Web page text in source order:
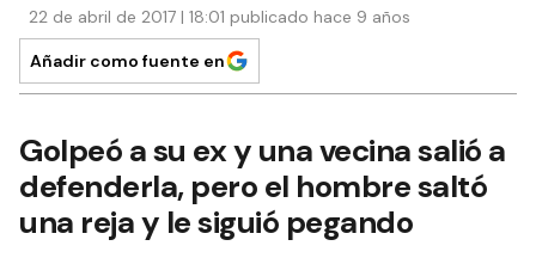
22 de abril de 2017 | 18:01 publicado hace 9 años
Añadir como fuente en
Golpeó a su ex y una vecina salió a
defenderla, pero el hombre saltó
una reja y le siguió pegando